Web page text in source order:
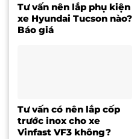
Tư vấn nên lắp phụ kiện
xe Hyundai Tucson nào?
Báo giá
Tư vấn có nên lắp cốp
trước inox cho xe
Vinfast VF3 không?